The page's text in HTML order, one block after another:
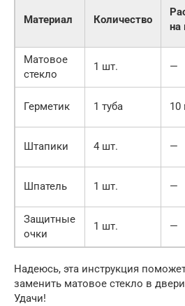
Материал Количество
на
Матовое
стекло
1 шт. —
Герметик 1 туба 10
Штапики 4 шт. —
Шпатель 1 шт. —
Защитные
очки
1 шт. —
Надеюсь, эта инструкция
заменить матовое стекло в
Удачи!